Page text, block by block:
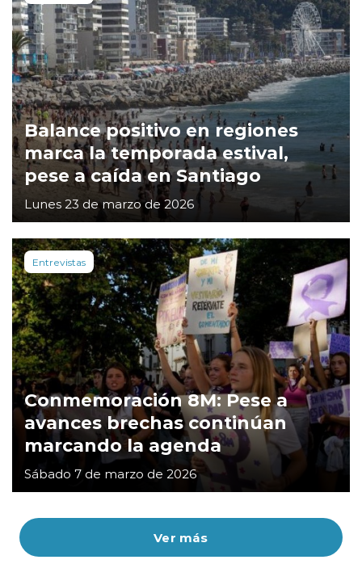
Ver más
Balance positivo en regiones
marca la temporada estival,
pese a caída en Santiago
Lunes 23 de marzo de 2026
Entrevistas
Conmemoración 8M: Pese a
avances brechas continúan
marcando la agenda
Sábado 7 de marzo de 2026